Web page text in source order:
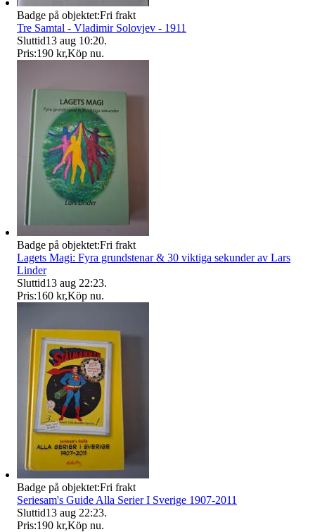
Badge på objektet:Fri frakt
Tre Samtal - Vladimir Solovjev - 1911
Sluttid13 aug 10:20.
Pris:190 kr,Köp nu.
Badge på objektet:Fri frakt
Lagets Magi: Fyra grundstenar & 30 viktiga sekunder av Lars
Linder
Sluttid13 aug 22:23.
Pris:160 kr,Köp nu.
Badge på objektet:Fri frakt
Seriesam's Guide Alla Serier I Sverige 1907-2011
Sluttid13 aug 22:23.
Pris:190 kr,Köp nu.